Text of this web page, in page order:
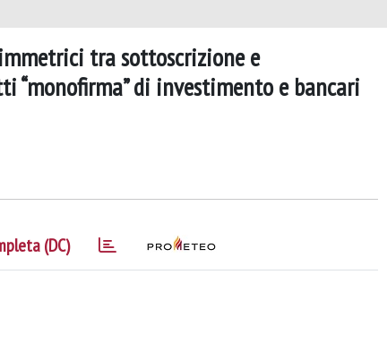
tra sottoscrizione e
di investimento e bancari
(DC)